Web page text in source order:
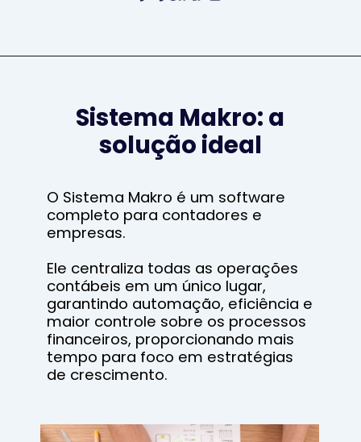
Sistema Makro: a
solução ideal
O Sistema Makro é um software
completo para contadores e
empresas.
Ele centraliza todas as operações
contábeis em um único lugar,
garantindo automação, eficiência e
maior controle sobre os processos
financeiros, proporcionando mais
tempo para foco em estratégias
de crescimento.